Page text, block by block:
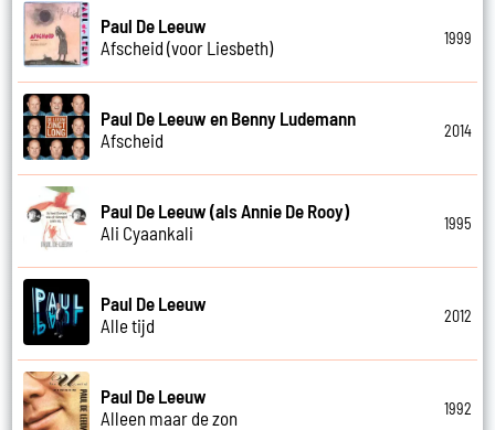
Paul De Leeuw
Afscheid (voor Liesbeth)
1999
Paul De Leeuw en Benny Ludemann
Afscheid
2014
Paul De Leeuw (als Annie De Rooy)
Ali Cyaankali
1995
Paul De Leeuw
Alle tijd
2012
Paul De Leeuw
Alleen maar de zon
1992